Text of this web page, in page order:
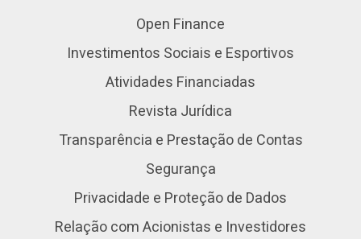
Open Finance
Investimentos Sociais e Esportivos
Atividades Financiadas
Revista Jurídica
Transparência e Prestação de Contas
Segurança
Privacidade e Proteção de Dados
Relação com Acionistas e Investidores